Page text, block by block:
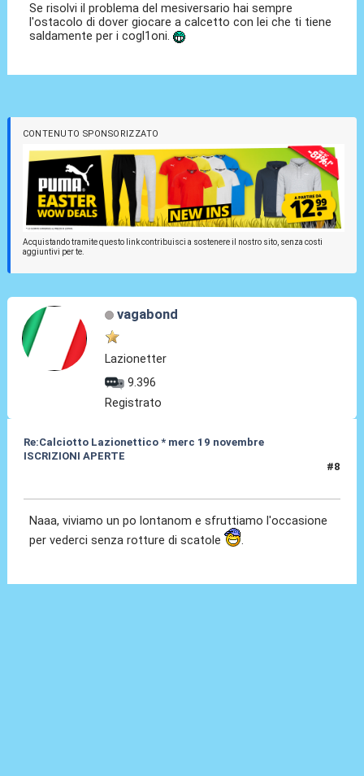
Se risolvi il problema del mesiversario hai sempre
l'ostacolo di dover giocare a calcetto con lei che ti tiene
saldamente per i cogl1oni.
CONTENUTO SPONSORIZZATO
Acquistando tramite questo link contribuisci a sostenere il nostro sito, senza costi
aggiuntivi per te.
vagabond
Lazionetter
9.396
Registrato
Re:Calciotto Lazionettico * merc 19 novembre
ISCRIZIONI APERTE
#8
Naaa, viviamo un po lontanom e sfruttiamo l'occasione
per vederci senza rotture di scatole
.